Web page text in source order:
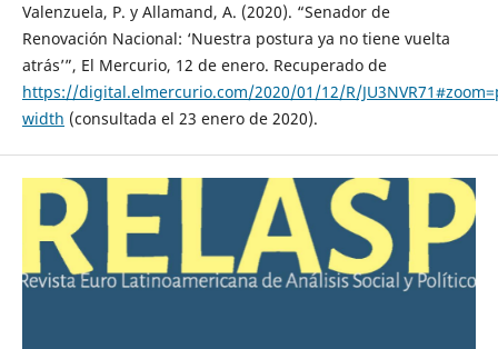
Valenzuela, P. y Allamand, A. (2020). “Senador de
Renovación Nacional: ‘Nuestra postura ya no tiene vuelta
atrás’”, El Mercurio, 12 de enero. Recuperado de
https://digital.elmercurio.com/2020/01/12/R/
width (consultada el 23 enero de 2020).